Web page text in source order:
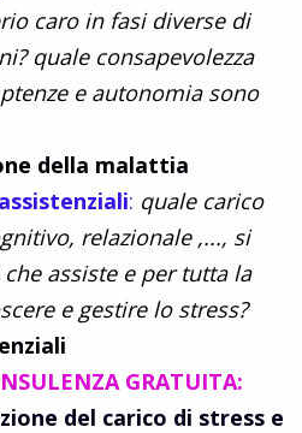
caro in fasi diverse di
quale consapevolezza
e autonomia sono
della malattia
: quale carico
relazionale ,..., si
assiste e per tutta la
e gestire lo stress?
GRATUITA:
del carico di stress e